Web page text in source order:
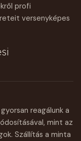
profi
versenyképes
reagálunk a
mint az
Szállítás a minta